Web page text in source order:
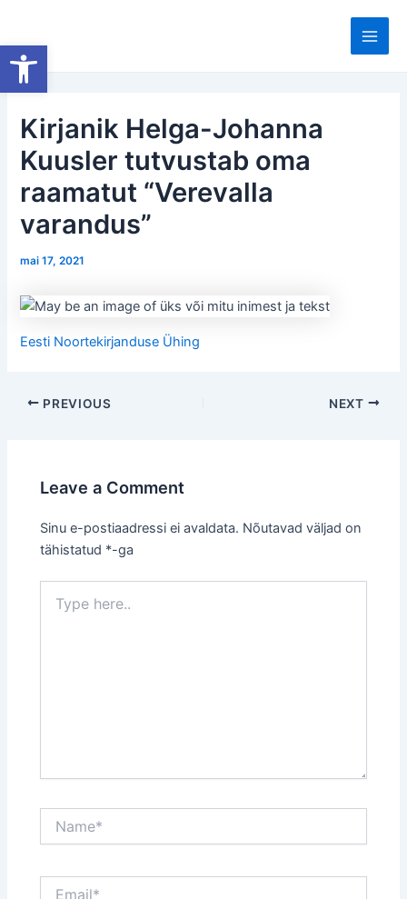
Open toolbar
content
Main
Kirjanik Helga-Johanna
Kuusler tutvustab oma
raamatut “Verevalla
varandus”
mai 17, 2021
Eesti Noortekirjanduse Ühing
Post
PREVIOUS NEXT
Leave a Comment
Sinu e-postiaadressi ei avaldata. Nõutavad väljad on
tähistatud *-ga
here..